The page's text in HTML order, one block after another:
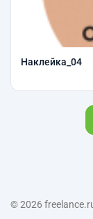
Наклейка_04
© 2026